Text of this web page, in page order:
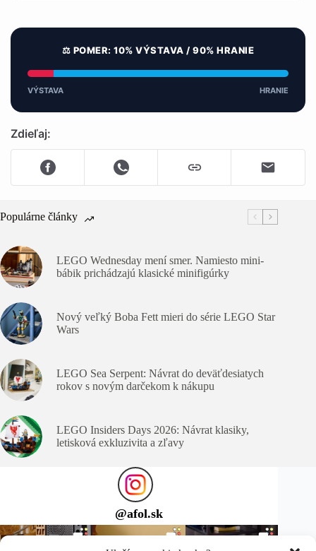
⚖️ POMER: 10% VÝSTAVA / 90% HRANIE
VÝSTAVA HRANIE
Zdieľaj:
Populárne články
LEGO Wednesday mení smer. Namiesto mini-
bábik prichádzajú klasické minifigúrky
Nový veľký Boba Fett mieri do série LEGO Star
Wars
LEGO Sea Serpent: Návrat do deväťdesiatych
rokov s novým darčekom k nákupu
LEGO Insiders Days 2026: Návrat klasiky,
letisková exkluzivita a zľavy
@afol.sk